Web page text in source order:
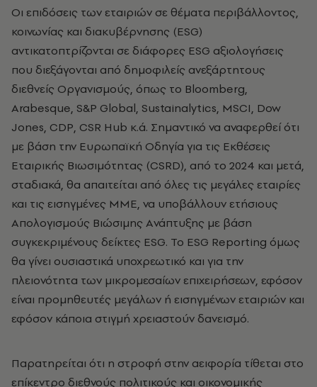
Οι επιδόσεις των εταιριών σε θέματα περιβάλλοντος,
κοινωνίας και διακυβέρνησης (ESG)
αντικατοπτρίζονται σε διάφορες ESG αξιολογήσεις
που διεξάγονται από δημοφιλείς ανεξάρτητους
διεθνείς Οργανισμούς, όπως το Bloomberg,
Arabesque, S&P Global, Sustainalytics, MSCI, Dow
Jones, CDP, CSR Hub κ.ά. Σημαντικό να αναφερθεί ότι
με βάση την Ευρωπαϊκή Οδηγία για τις Εκθέσεις
Εταιρικής Βιωσιμότητας (CSRD), από το 2024 και μετά,
σταδιακά, θα απαιτείται από όλες τις μεγάλες εταιρίες
και τις εισηγμένες ΜΜΕ, να υποβάλλουν ετήσιους
Απολογισμούς Bιώσιμης Aνάπτυξης με βάση
συγκεκριμένους δείκτες ESG. Το ESG Reporting όμως
θα γίνει ουσιαστικά υποχρεωτικό και για την
πλειονότητα των μικρομεσαίων επιχειρήσεων, εφόσον
είναι προμηθευτές μεγάλων ή εισηγμένων εταιριών και
εφόσον κάποια στιγμή χρειαστούν δανεισμό.
Παρατηρείται ότι η στροφή στην αειφορία τίθεται στο
επίκεντρο διεθνούς πολιτικούς και οικονομικής